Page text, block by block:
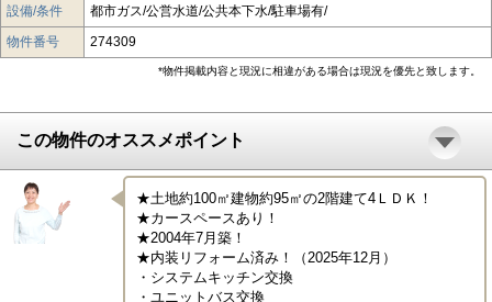
設備/条件
都市ガス/公営水道/公共本下水/駐車場有/
物件番号
274309
*物件掲載内容と現況に相違がある場合は現況を優先と致します。
この物件のオススメポイント
★土地約100㎡建物約95㎡の2階建て4ＬＤＫ！
★カースペースあり！
★2004年7月築！
★内装リフォーム済み！（2025年12月）
・システムキッチン交換
・ユニットバス交換